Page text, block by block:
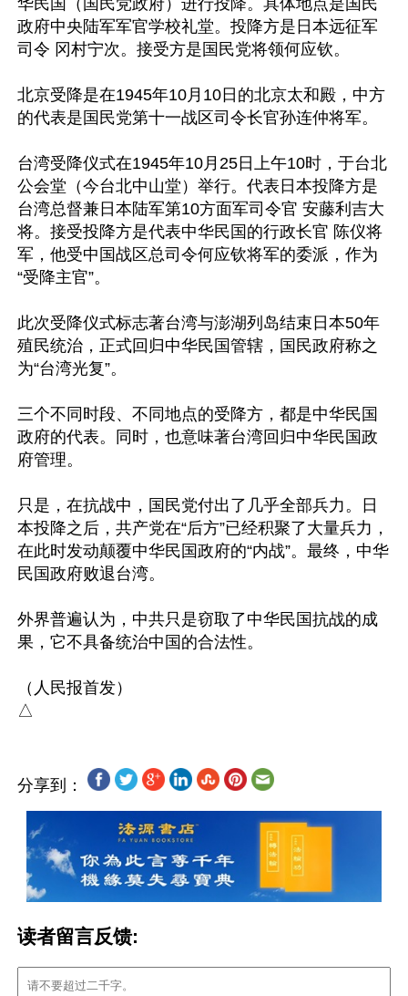
华民国（国民党政府）进行投降。具体地点是国民
政府中央陆军军官学校礼堂。投降方是日本远征军
司令 冈村宁次。接受方是国民党将领何应钦。
北京受降是在1945年10月10日的北京太和殿，中方
的代表是国民党第十一战区司令长官孙连仲将军。
台湾受降仪式在1945年10月25日上午10时，于台北
公会堂（今台北中山堂）举行。代表日本投降方是
台湾总督兼日本陆军第10方面军司令官 安藤利吉大
将。接受投降方是代表中华民国的行政长官 陈仪将
军，他受中国战区总司令何应钦将军的委派，作为
“受降主官”。
此次受降仪式标志著台湾与澎湖列岛结束日本50年
殖民统治，正式回归中华民国管辖，国民政府称之
为“台湾光复”。
三个不同时段、不同地点的受降方，都是中华民国
政府的代表。同时，也意味著台湾回归中华民国政
府管理。
只是，在抗战中，国民党付出了几乎全部兵力。日
本投降之后，共产党在“后方”已经积聚了大量兵力，
在此时发动颠覆中华民国政府的“内战”。最终，中华
民国政府败退台湾。
外界普遍认为，中共只是窃取了中华民国抗战的成
果，它不具备统治中国的合法性。
（人民报首发）
分享到：
读者留言反馈: